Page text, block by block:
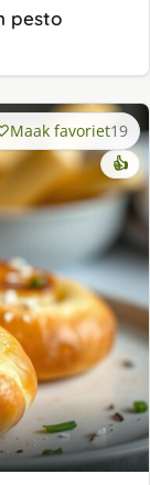
pesto
Maak favoriet19
👍